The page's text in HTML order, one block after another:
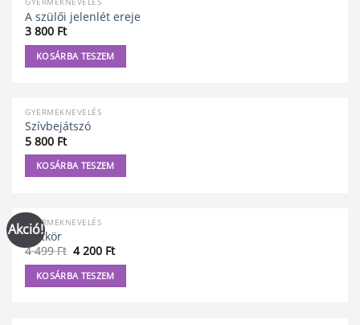
A szülői jelenlét ereje
3 800 Ft
KOSÁRBA TESZEM
GYERMEKNEVELÉS
Szívbejátszó
5 800 Ft
KOSÁRBA TESZEM
Akció!GYERMEKNEVELÉS
Életkör
4 499Ft Original
was:
4
499 Ft.
4 200 FtCurrent
200 Ft.
KOSÁRBA TESZEM